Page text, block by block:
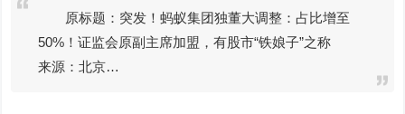
原标题：突发！蚂蚁集团独董大调整：占比增至
50%！证监会原副主席加盟，有股市“铁娘子”之称
来源：北京…